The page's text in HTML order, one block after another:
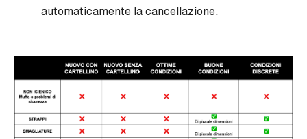
automaticamente la cancellazione.